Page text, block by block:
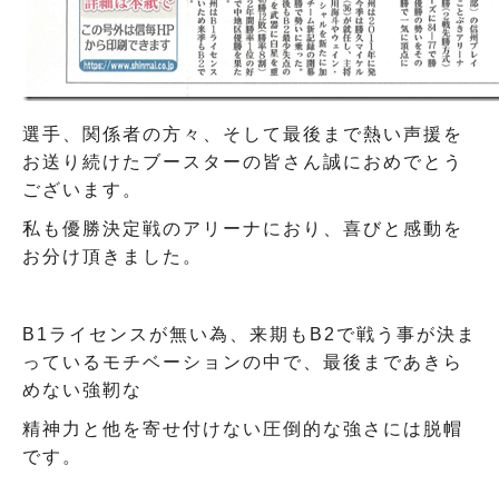
選手、関係者の方々、そして最後まで熱い声援を
お送り続けたブースターの皆さん誠におめでとう
ございます。
私も優勝決定戦のアリーナにおり、喜びと感動を
お分け頂きました。
B1ライセンスが無い為、来期もB2で戦う事が決ま
っているモチベーションの中で、最後まであきら
めない強靭な
精神力と他を寄せ付けない圧倒的な強さには脱帽
です。